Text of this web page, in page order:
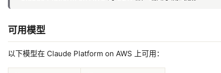
可用模型
以下模型在 Claude Platform on AWS 上可用：